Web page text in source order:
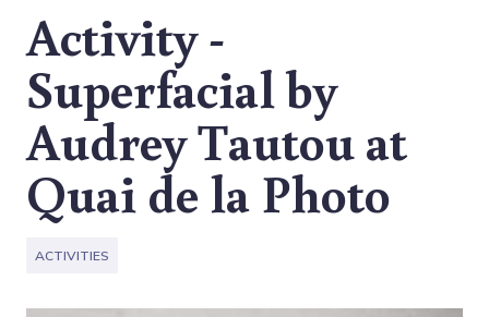
Activity -
Superfacial by
Audrey Tautou at
Quai de la Photo
ACTIVITIES